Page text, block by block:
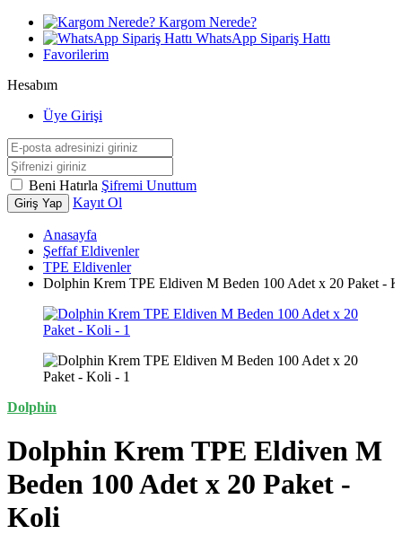
Kargom Nerede?
WhatsApp Sipariş Hattı
Favorilerim
Hesabım
Üye Girişi
Beni Hatırla Şifremi Unuttum
Giriş Yap Kayıt Ol
Anasayfa
Şeffaf Eldivenler
TPE Eldivenler
Dolphin Krem TPE Eldiven M Beden 100 Adet x 20 Paket -
Dolphin
Dolphin Krem TPE Eldiven M
Beden 100 Adet x 20 Paket -
Koli